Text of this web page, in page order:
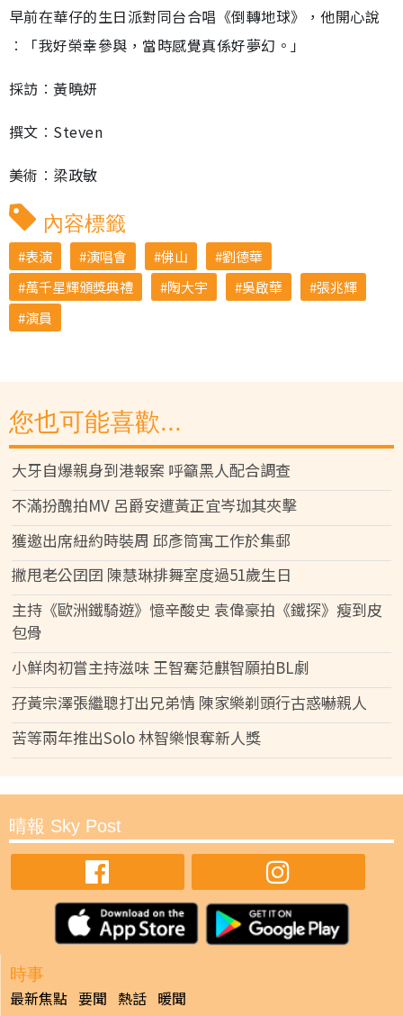
早前在華仔的生日派對同台合唱《倒轉地球》，他開心說
︰「我好榮幸參與，當時感覺真係好夢幻。」
採訪︰黃曉妍
撰文︰Steven
美術︰梁政敏
內容標籤
表演 演唱會 佛山
劉德華
萬千星輝頒獎典禮
陶大宇 吳啟華
張兆輝
演員
您也可能喜歡...
大牙自爆親身到港報案 呼籲黑人配合調查
不滿扮醜拍MV 呂爵安遭黃正宜岑珈其夾擊
獲邀出席紐約時裝周 邱彥筒寓工作於集郵
撇甩老公囝囝 陳慧琳排舞室度過51歲生日
主持《歐洲鐵騎遊》憶辛酸史 袁偉豪拍《鐵探》瘦到皮
包骨
小鮮肉初嘗主持滋味 王智騫范麒智願拍BL劇
孖黃宗澤張繼聰打出兄弟情 陳家樂剃頭行古惑嚇親人
苦等兩年推出Solo 林智樂恨奪新人獎
晴報 Sky Post
時事
最新焦點 要聞 熱話 暖聞